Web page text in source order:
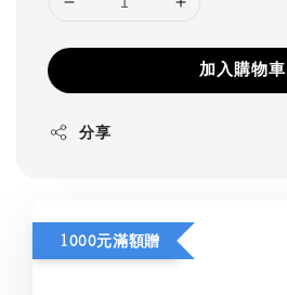
加入購物車
分享
1000元滿額贈